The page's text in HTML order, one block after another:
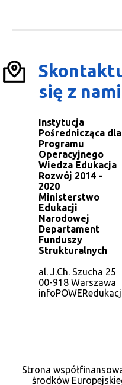
się z nami
Instytucja
Pośrednicząca dla
Programu
Operacyjnego
Wiedza Edukacja
Rozwój 2014 -
2020
Ministerstwo
Edukacji
Narodowej
Departament
Funduszy
Strukturalnych
al. J.Ch. Szucha 25
00-918 Warszawa
Strona
środków